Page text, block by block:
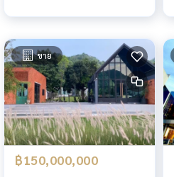
ขาย
฿150,000,000